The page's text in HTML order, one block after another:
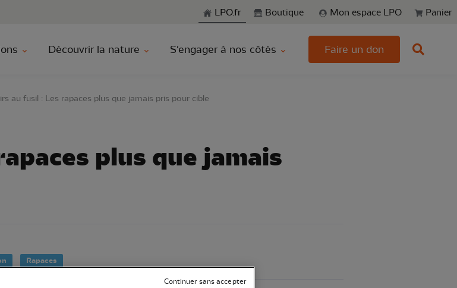
Aller à la rechercheLPO.fr Boutique Mon espace LPO Panier
Découvrir la nature S'engager à nos côtés Faire un don
au fusil : Les rapaces plus que jamais pris pour cible
plus que jamais
Rapaces
Continuer sans accepter